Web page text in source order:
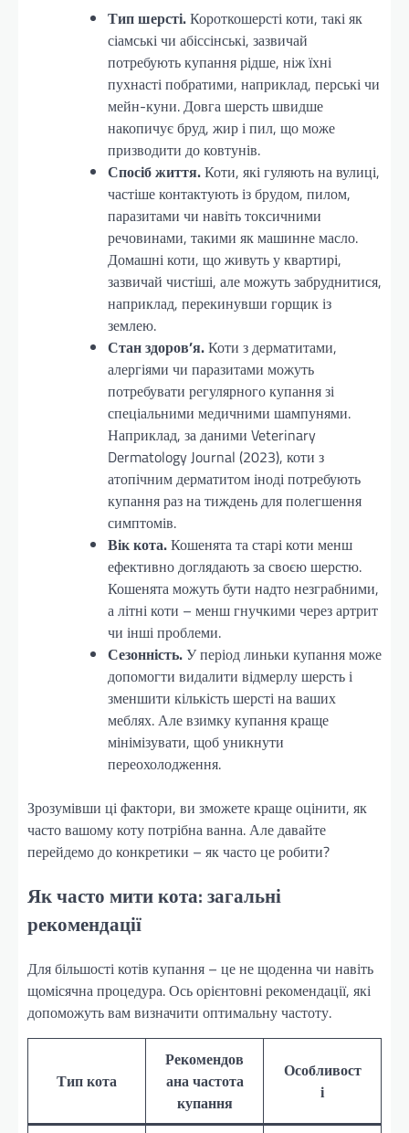
Тип шерсті.Короткошерсті коти, такі як
сіамські чи абіссінські, зазвичай
потребують купання рідше, ніж їхні
пухнасті побратими, наприклад, перські чи
мейн-куни. Довга шерсть швидше
накопичує бруд, жир і пил, що може
призводити до ковтунів.
Спосіб життя.Коти, які гуляють на вулиці,
частіше контактують із брудом, пилом,
паразитами чи навіть токсичними
речовинами, такими як машинне масло.
Домашні коти, що живуть у квартирі,
зазвичай чистіші, але можуть забруднитися,
наприклад, перекинувши горщик із
землею.
Стан здоров’я.Коти з дерматитами,
алергіями чи паразитами можуть
потребувати регулярного купання зі
спеціальними медичними шампунями.
Наприклад, за даними Veterinary
Dermatology Journal (2023), коти з
атопічним дерматитом іноді потребують
купання раз на тиждень для полегшення
симптомів.
Вік кота.Кошенята та старі коти менш
ефективно доглядають за своєю шерстю.
Кошенята можуть бути надто незграбними,
а літні коти – менш гнучкими через артрит
чи інші проблеми.
Сезонність.У період линьки купання може
допомогти видалити відмерлу шерсть і
зменшити кількість шерсті на ваших
меблях. Але взимку купання краще
мінімізувати, щоб уникнути
переохолодження.
Зрозумівши ці фактори, ви зможете краще оцінити, як
часто вашому коту потрібна ванна. Але давайте
перейдемо до конкретики – як часто це робити?
Як часто мити кота: загальні
рекомендації
Для більшості котів купання – це не щоденна чи навіть
щомісячна процедура. Ось орієнтовні рекомендації, які
допоможуть вам визначити оптимальну частоту.
Тип кота
Рекомендов
ана частота
купання
Особливост
і